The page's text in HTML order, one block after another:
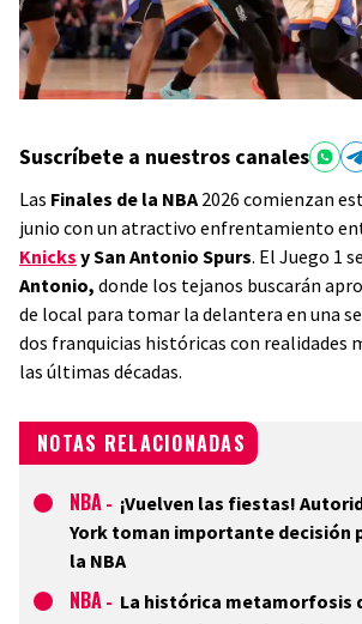
Suscríbete a nuestros canales
Las Finales de la NBA2026 comienzan
junio con un atractivo enfrentamiento
Knicks y San Antonio Spurs. El Juego 1
Antonio, donde los tejanos buscarán
de local para tomar la delantera en una
dos franquicias históricas con realidades
las últimas décadas.
NOTAS RELACIONADAS
NBA - ¡Vuelven las fiestas!
York toman importante decisión
la NBA
NBA - La histórica metamorfosis